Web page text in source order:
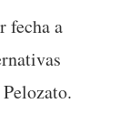
fecha a